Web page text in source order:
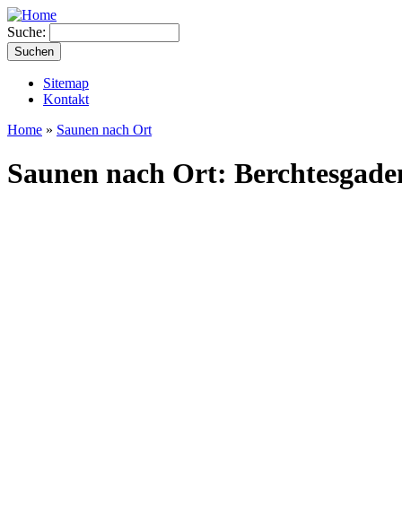
Suche:
Sitemap
Kontakt
Home » Saunen nach Ort
Saunen nach Ort: